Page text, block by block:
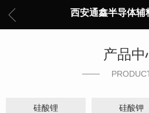
西安通鑫半导体辅
产品中
硅酸锂 硅酸钾